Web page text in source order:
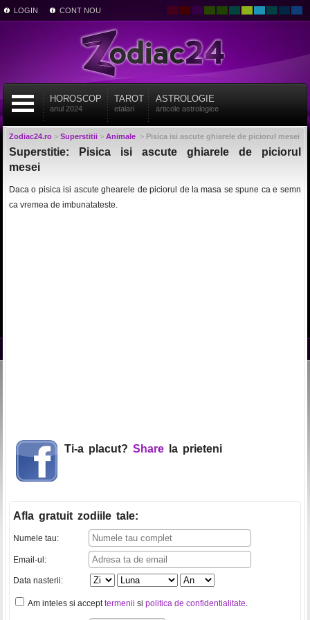
LOGIN CONT NOU
HOROSCOP
anul 2024
TAROT
etalari
ASTROLOGIE
articole astrologice
Zodiac24.ro> Superstitii> Animale> Pisica isi ascute ghiarele de piciorul mesei
Superstitie: Pisica isi ascute ghiarele de piciorul
mesei
Daca o pisica isi ascute ghearele de piciorul de la masa se spune ca e semn
ca vremea de imbunatateste.
Ti-a placut? Share la prieteni
Afla gratuit zodiile tale:
Numele tau:
Email-ul:
Data nasterii:
Am inteles si accepttermenii si politica de confidentialitate.